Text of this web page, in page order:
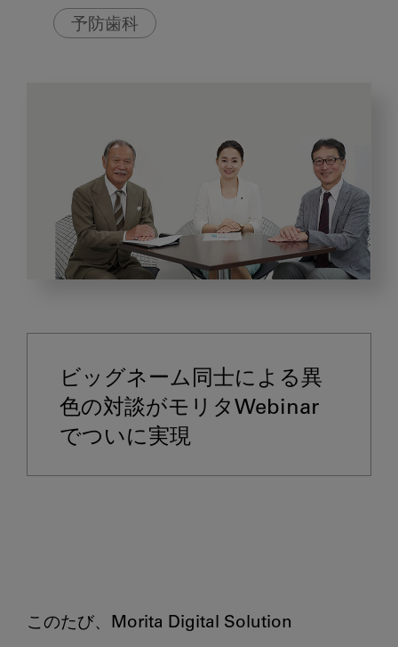
予防歯科
長
野
別
ビッグネーム同士による異
色の対談がモリタWebinar
でついに実現
このたび、Morita Digital Solution